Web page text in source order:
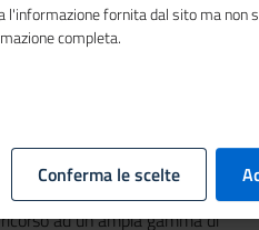
iniziativa delle Camere di
della
le Camere di commercio
e della pratica della
(Micro Piccole Medie Imprese) di
di punti «fisici» si aggiunge
ad un’ampia gamma di
l'informazione fornita dal sito ma non
completa.
Conferma le scelte